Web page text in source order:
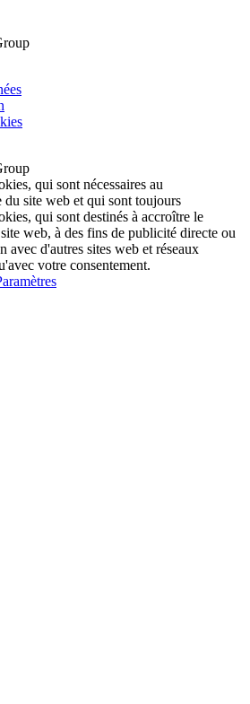
qui sont nécessaires au
site web et qui sont toujours
qui sont destinés à accroître le
web, à des fins de publicité directe ou
d'autres sites web et réseaux
votre consentement.